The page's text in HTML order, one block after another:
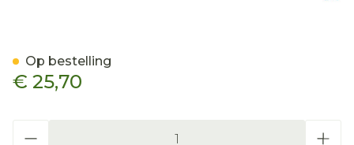
€ 25,70
Op bestelling